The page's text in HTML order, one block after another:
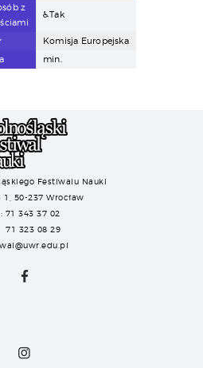
z
♿Tak
Komisja Europejska
min.
Festiwalu Nauki
1, 50-237 Wrocław
71 343 37 02
323 08 29